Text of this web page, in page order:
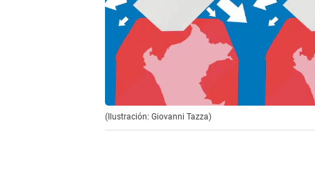
(Ilustración: Giovanni Tazza)